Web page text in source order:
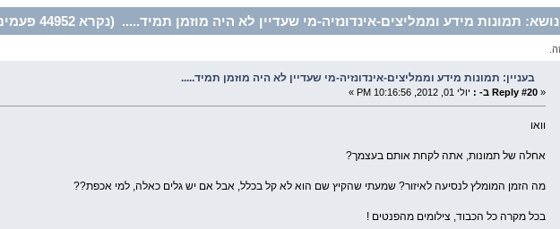
נושא: תמונות מידע וממליצים-אינדונזיה-מי שעדיין לא היה מוזמן תמיד..... (נקרא 44952 פעמים)
בעניין: תמונות מידע וממליצים-אינדונזיה-מי שעדיין לא היה מוזמן תמיד.....
« Reply #20 ב- : יולי 01, 2012, 10:16:56 PM »
וואו
אחלה של תמונות, אתה לקחת אותם בעצמך?
מה הזמן המומלץ לנסיעה לאיזור? שמעתי שהקיץ שם הוא לא קל בכלל, אבל אם יש גלים כאלה, למי אכפת??
בכל מקרה כל הכבוד, צילומים מהפנטים !